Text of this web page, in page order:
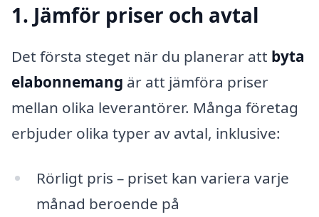
1. Jämför priser och avtal
Det första steget när du planerar att byta
elabonnemang är att jämföra priser
mellan olika leverantörer. Många företag
erbjuder olika typer av avtal, inklusive:
Rörligt pris – priset kan variera varje
månad beroende på